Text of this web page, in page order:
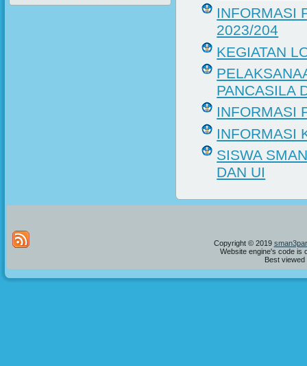
INFORMASI
2023/204
KEGIATAN
PANCASILA
INFORMASI
INFORMASI
SISWA
DAN UI
Copyright © 2019
Website engine's code is
Best